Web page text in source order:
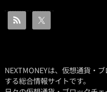
NEXTMONEYは、仮想通貨・
する総合情報サイトです。